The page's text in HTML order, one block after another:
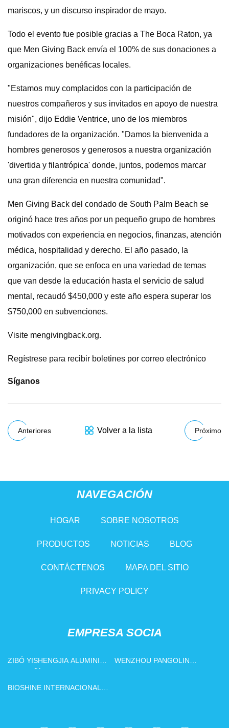
mariscos, y un discurso inspirador de mayo.
Todo el evento fue posible gracias a The Boca Raton, ya
que Men Giving Back envía el 100% de sus donaciones a
organizaciones benéficas locales.
"Estamos muy complacidos con la participación de
nuestros compañeros y sus invitados en apoyo de nuestra
misión", dijo Eddie Ventrice, uno de los miembros
fundadores de la organización. "Damos la bienvenida a
hombres generosos y generosos a nuestra organización
'divertida y filantrópica' donde, juntos, podemos marcar
una gran diferencia en nuestra comunidad".
Men Giving Back del condado de South Palm Beach se
originó hace tres años por un pequeño grupo de hombres
motivados con experiencia en negocios, finanzas, atención
médica, hospitalidad y derecho. El año pasado, la
organización, que se enfoca en una variedad de temas
que van desde la educación hasta el servicio de salud
mental, recaudó $450,000 y este año espera superar los
$750,000 en subvenciones.
Visite mengivingback.org.
Regístrese para recibir boletines por correo electrónico
Síganos
Anteriores Volver a la lista Próximo
NAVEGACIÓN
HOGAR SOBRE NOSOTROS
PRODUCTOS NOTICIAS BLOG
CONTÁCTENOS MAPA DEL SITIO
PRIVACY POLICY
EMPRESA SOCIA
ZIBÓ YISHENGJIA ALUMINIO
WENZHOU PANGOLIN
BIOSHINE INTERNACIONAL